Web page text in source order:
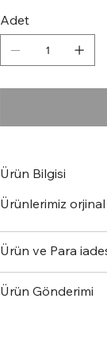
Adet
Ürün Bilgisi
Ürünlerimiz
Ürün ve Para
Ürün Gönderimi